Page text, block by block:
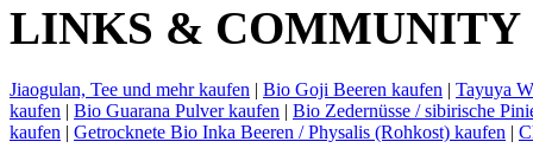
LINKS & COMMUNITY
Jiaogulan, Tee und mehr kaufen | Bio Goji Beeren kaufen | Tayuya
kaufen | Bio Guarana Pulver kaufen | Bio Zedernüsse / sibirische
kaufen | Getrocknete Bio Inka Beeren / Physalis (Rohkost) kaufen |